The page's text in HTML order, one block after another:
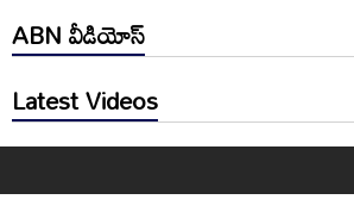
ABN వీడియోస్
Latest Videos